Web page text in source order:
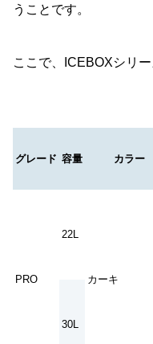
うことです。
ここで、ICEBOXシリ
グレード 容量 カラー
PRO
22L
カーキ
30L